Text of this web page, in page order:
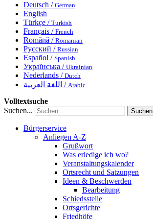
Deutsch / German
English
Türkçe / Turkish
Français / French
Română / Romanian
Русский / Russian
Español / Spanish
Українська / Ukrainian
Nederlands / Dutch
اللغة العربية / Arabic
Volltextsuche
Suchen...
Suchen
Bürgerservice
Anliegen A-Z
Grußwort
Was erledige ich wo?
Veranstaltungskalender
Ortsrecht und Satzungen
Ideen & Beschwerden
Bearbeitung
Schiedsstelle
Ortsgerichte
Friedhöfe